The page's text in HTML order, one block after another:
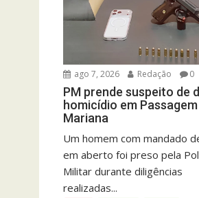
ago 7, 2026 Redação 0
PM prende suspeito de
homicídio em
Mariana
Um homem com mandado
em aberto foi preso pela
Militar durante diligências
realizadas...